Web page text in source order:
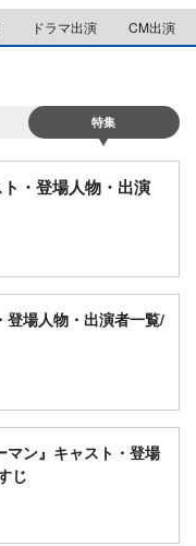
e
ドラマ出演 CM出演
特集
・登場人物・出演
登場人物・出演者一覧/
マン』キャスト・登場
じ